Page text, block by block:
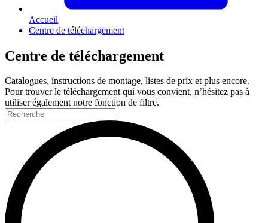
Accueil
Centre de téléchargement
Centre de téléchargement
Catalogues, instructions de montage, listes de prix et plus encore.
Pour trouver le téléchargement qui vous convient, n’hésitez pas à
utiliser également notre fonction de filtre.